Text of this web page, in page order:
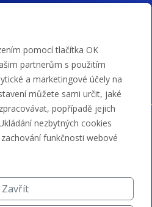
Google/Apple Pay,
pomocí tlačítka OK
partnerům s použitím
a marketingové účely na
můžete sami určit, jaké
popřípadě jejich
nezbytných cookies
funkčnosti webové
Zavřít